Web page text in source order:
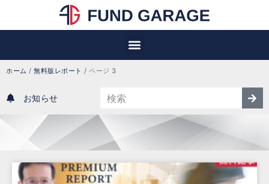
ホーム / 無料版レポート / ページ 3
お知らせ
無料版レポート